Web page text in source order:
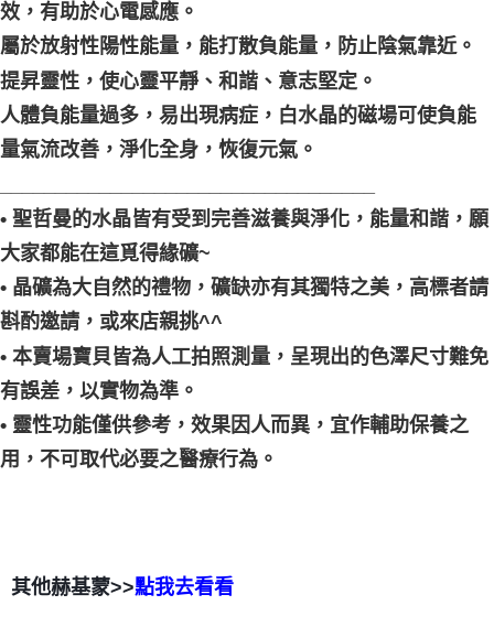
效，有助於心電感應。
屬於放射性陽性能量，能打散負能量，防止陰氣靠近。
提昇靈性，使心靈平靜、和諧、意志堅定。
人體負能量過多，易出現病症，白水晶的磁場可使負能
量氣流改善，淨化全身，恢復元氣。
• 聖哲曼的水晶皆有受到完善滋養與淨化，能量和諧，願
大家都能在這覓得緣礦~
• 晶礦為大自然的禮物，礦缺亦有其獨特之美，高標者請
斟酌邀請，或來店親挑^^
• 本賣場寶貝皆為人工拍照測量，呈現出的色澤尺寸難免
有誤差，以實物為準。
• 靈性功能僅供參考，效果因人而異，宜作輔助保養之
用，不可取代必要之醫療行為。
其他赫基蒙>>點我去看看